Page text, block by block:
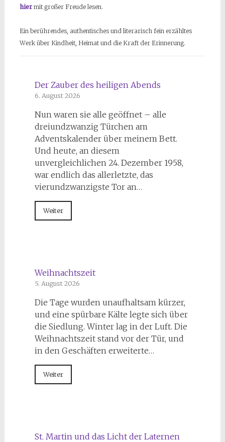
hiermit großer Freude lesen.
Ein berührendes, authentisches und literarisch fein erzähltes
Werk über Kindheit, Heimat und die Kraft der Erinnerung.
Der Zauber des heiligen Abends
6. August 2026
Nun waren sie alle geöffnet – alle
dreiundzwanzig Türchen am
Adventskalender über meinem Bett.
Und heute, an diesem
unvergleichlichen 24. Dezember 1958,
war endlich das allerletzte, das
vierundzwanzigste Tor an…
Weiter
Weihnachtszeit
5. August 2026
Die Tage wurden unaufhaltsam kürzer,
und eine spürbare Kälte legte sich über
die Siedlung. Winter lag in der Luft. Die
Weihnachtszeit stand vor der Tür, und
in den Geschäften erweiterte…
Weiter
St. Martin und das Licht der Laternen